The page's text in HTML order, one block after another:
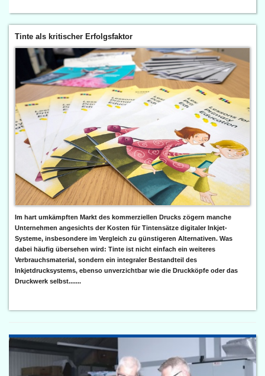
Tinte als kritischer Erfolgsfaktor
Im hart umkämpften Markt des kommerziellen Drucks zögern manche
Unternehmen angesichts der Kosten für Tintensätze digitaler Inkjet-
Systeme, insbesondere im Vergleich zu günstigeren Alternativen. Was
dabei häufig übersehen wird: Tinte ist nicht einfach ein weiteres
Verbrauchsmaterial, sondern ein integraler Bestandteil des
Inkjetdrucksystems, ebenso unverzichtbar wie die Druckköpfe oder das
Druckwerk selbst.......